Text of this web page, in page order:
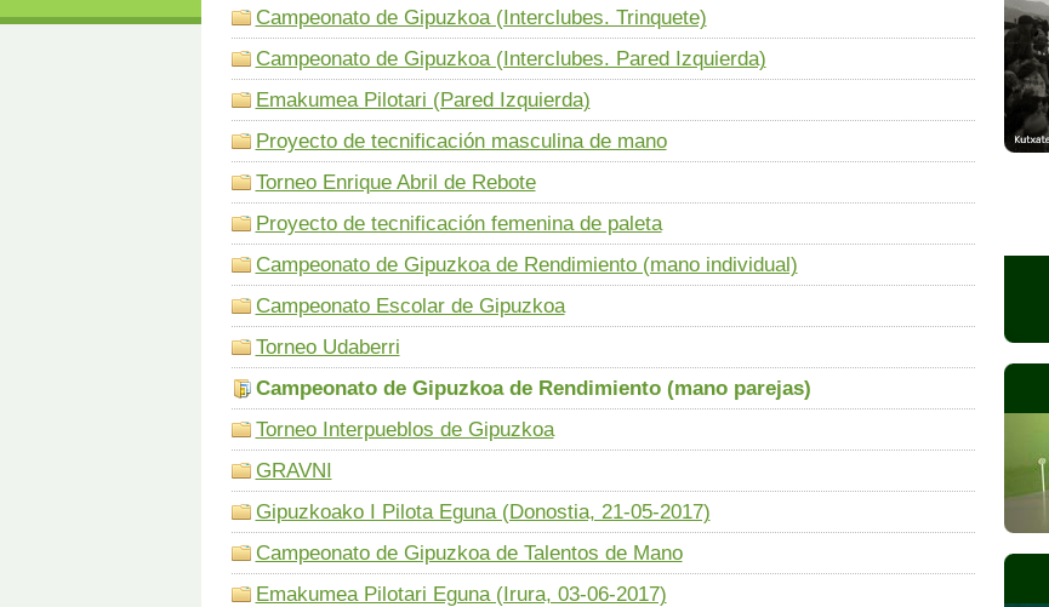
Campeonato de Gipuzkoa (Interclubes. Trinquete)
Campeonato de Gipuzkoa (Interclubes. Pared Izquierda)
Emakumea Pilotari (Pared Izquierda)
Proyecto de tecnificación masculina de mano
Torneo Enrique Abril de Rebote
Proyecto de tecnificación femenina de paleta
Campeonato de Gipuzkoa de Rendimiento (mano individual)
Campeonato Escolar de Gipuzkoa
Torneo Udaberri
Campeonato de Gipuzkoa de Rendimiento (mano parejas)
Torneo Interpueblos de Gipuzkoa
GRAVNI
Gipuzkoako I Pilota Eguna (Donostia, 21-05-2017)
Campeonato de Gipuzkoa de Talentos de Mano
Emakumea Pilotari Eguna (Irura, 03-06-2017)